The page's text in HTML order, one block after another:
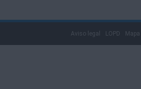
Aviso legal LOPD